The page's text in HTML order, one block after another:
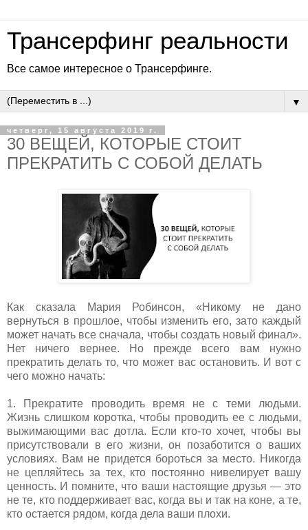
Трансерфинг реальности
Все самое интересное о Трансерфинге.
▼
четверг, 15 августа 2019 г.
30 ВЕЩЕЙ, КОТОРЫЕ СТОИТ
ПРЕКРАТИТЬ С СОБОЙ ДЕЛАТЬ
Как сказала Мария Робинсон, «Никому не дано
вернуться в прошлое, чтобы изменить его, зато каждый
может начать все сначала, чтобы создать новый финал».
Нет ничего вернее. Но прежде всего вам нужно
прекратить делать то, что может вас остановить. И вот с
чего можно начать:
1. Прекратите проводить время не с теми людьми.
Жизнь слишком коротка, чтобы проводить ее с людьми,
выжимающими вас дотла. Если кто-то хочет, чтобы вы
присутствовали в его жизни, он позаботится о ваших
условиях. Вам не придется бороться за место. Никогда
не цепляйтесь за тех, кто постоянно нивелирует вашу
ценность. И помните, что ваши настоящие друзья — это
не те, кто поддерживает вас, когда вы и так на коне, а те,
кто остается рядом, когда дела ваши плохи.